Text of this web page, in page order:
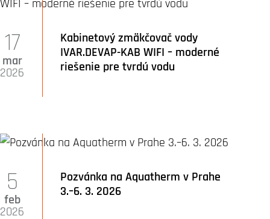
Kabinetový zmäkčovač vody
IVAR.DEVAP-KAB WIFI – moderné
riešenie pre tvrdú vodu
17
mar
2026
Pozvánka na Aquatherm v Prahe
3.–6. 3. 2026
5
feb
2026